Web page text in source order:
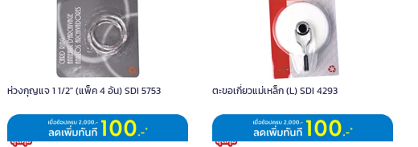
ห่วงกุญแจ 1 1/2" (แพ็ค 4 อัน) SDI 5753 ตะขอเกี่ยวแม่เหล็ก (L) SDI 4293